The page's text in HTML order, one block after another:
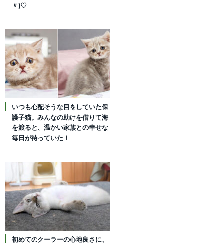
〃)♡
いつも心配そうな目をしていた保
護子猫。みんなの助けを借りて海
を渡ると、温かい家族との幸せな
毎日が待っていた！
初めてのクーラーの心地良さに、